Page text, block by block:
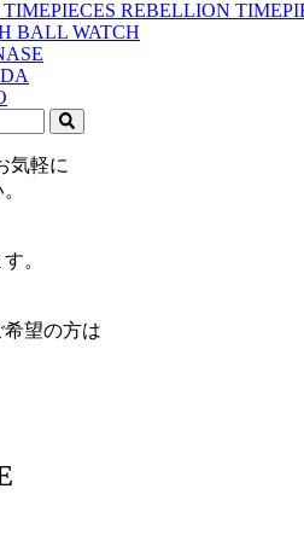
REBELLION
BALL WATCH
気軽に
。
望の方は